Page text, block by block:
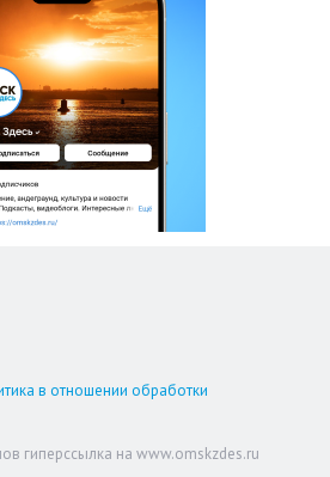
в отношении обработки
гиперссылка на www.omskzdes.ru